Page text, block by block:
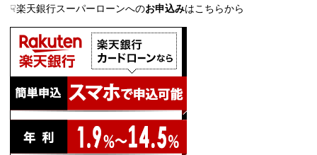
☟楽天銀行スーパーローンへのお申込みはこちらから